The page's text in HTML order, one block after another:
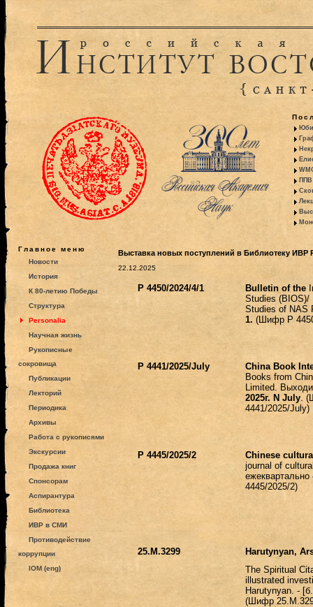
ППВ
Главное меню
Новости
История
К 80-летию Победы
Структура
Personalia
Научная жизнь
Рукописные
сокровища
Публикации
Лекторий
Периодика
Архивы
Работа с рукописями
Экскурсии
Продажа книг
Спонсорам
Аспирантура
Библиотека
ИВР в СМИ
Противодействие
коррупции
IOM (eng)
Выставка новых поступлений в Библиотеку ИВР
22.12.2025
Р 4450/2024/4/1 Bulletin of the
Studies (BIOS)/
Studies of NAS
1.(Шифр Р
Р 4441/2025/July
China Book
Books from
Limited.
2025г. N July.
4441/2025/July)
Р 4445/2025/2
Chinese
journal of
ежеквартально
4445/2025/2)
25.М.3299
Harutynyan,
The Spiritual
illustrated
Harutynyan. - [б
(Шифр